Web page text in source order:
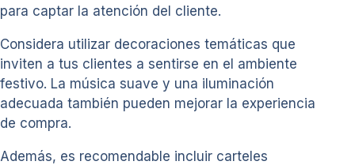
para captar la atención del cliente.
Considera utilizar decoraciones temáticas que
inviten a tus clientes a sentirse en el ambiente
festivo. La música suave y una iluminación
adecuada también pueden mejorar la experiencia
de compra.
Además, es recomendable incluir carteles